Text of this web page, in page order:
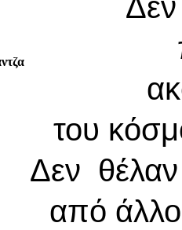
του
Δεν
από